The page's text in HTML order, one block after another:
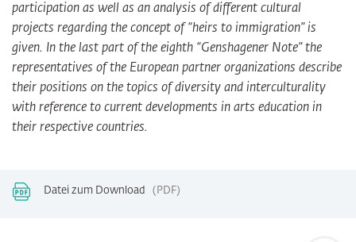
participation as well as an analysis of different cultural
projects regarding the concept of “heirs to immigration” is
given. In the last part of the eighth “Genshagener Note” the
representatives of the European partner organizations describe
their positions on the topics of diversity and interculturality
with reference to current developments in arts education in
their respective countries.
Datei zum Download PDF